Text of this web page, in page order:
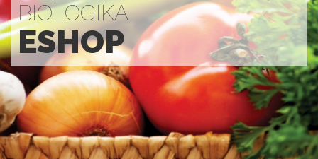
BIOLOGIKA
ESHOP